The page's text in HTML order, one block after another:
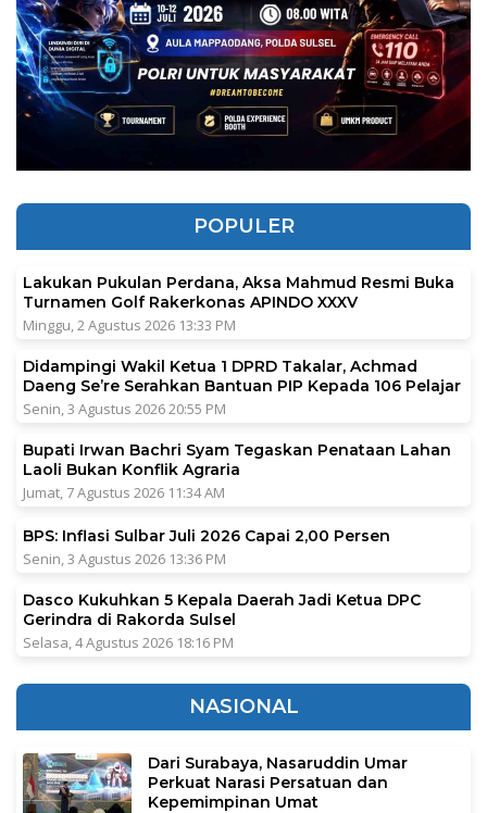
POPULER
Lakukan Pukulan Perdana, Aksa Mahmud Resmi Buka
Turnamen Golf Rakerkonas APINDO XXXV
Minggu, 2 Agustus 2026 13:33 PM
Didampingi Wakil Ketua 1 DPRD Takalar, Achmad
Daeng Se’re Serahkan Bantuan PIP Kepada 106 Pelajar
Senin, 3 Agustus 2026 20:55 PM
Bupati Irwan Bachri Syam Tegaskan Penataan Lahan
Laoli Bukan Konflik Agraria
Jumat, 7 Agustus 2026 11:34 AM
BPS: Inflasi Sulbar Juli 2026 Capai 2,00 Persen
Senin, 3 Agustus 2026 13:36 PM
Dasco Kukuhkan 5 Kepala Daerah Jadi Ketua DPC
Gerindra di Rakorda Sulsel
Selasa, 4 Agustus 2026 18:16 PM
NASIONAL
Dari Surabaya, Nasaruddin Umar
Perkuat Narasi Persatuan dan
Kepemimpinan Umat